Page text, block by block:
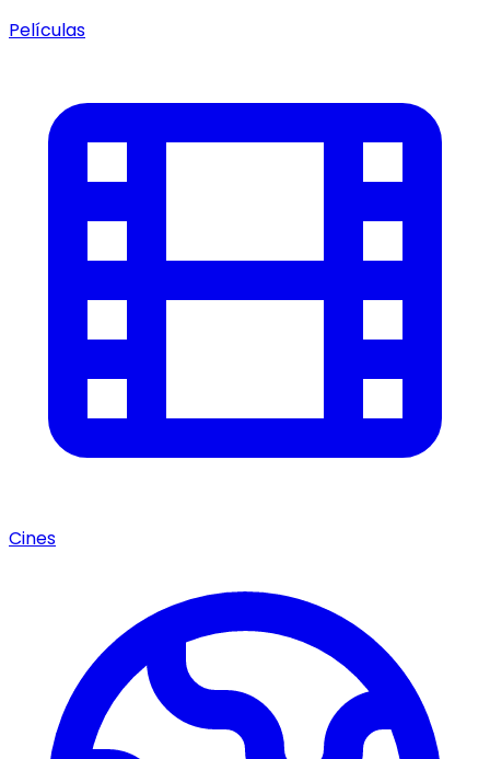
Películas
Cines